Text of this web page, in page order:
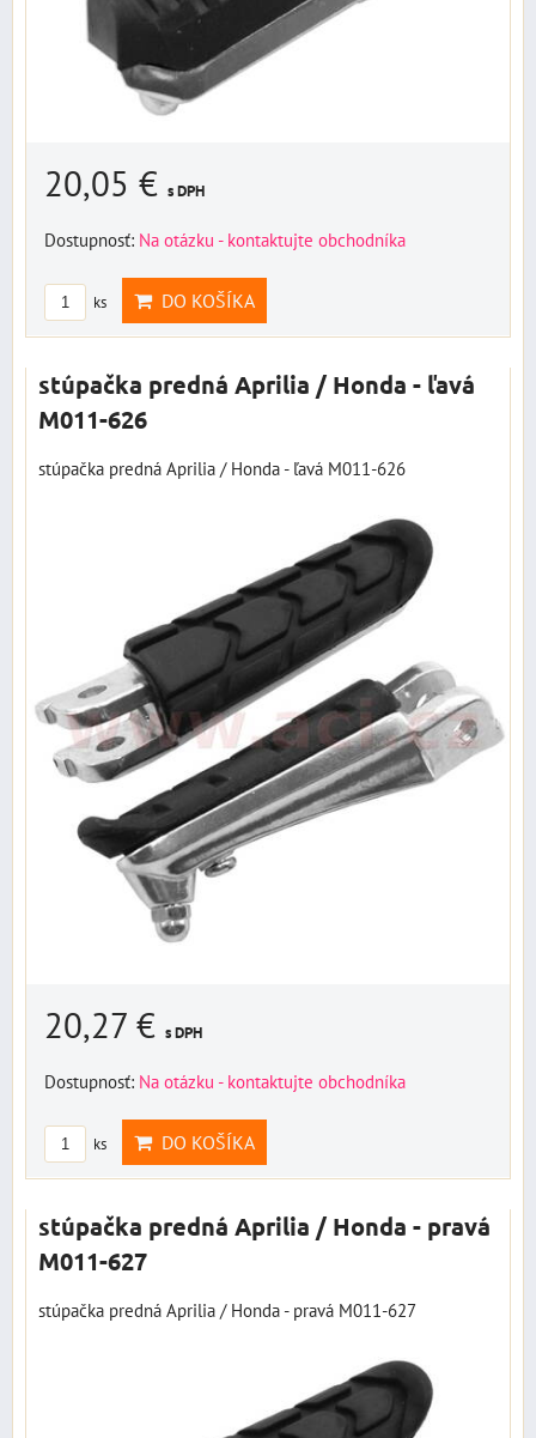
20,05 € s DPH
Dostupnosť: Na otázku - kontaktujte obchodníka
ks DO KOŠÍKA
stúpačka predná Aprilia / Honda - ľavá
M011-626
stúpačka predná Aprilia / Honda - ľavá M011-626
20,27 € s DPH
Dostupnosť: Na otázku - kontaktujte obchodníka
ks DO KOŠÍKA
stúpačka predná Aprilia / Honda - pravá
M011-627
stúpačka predná Aprilia / Honda - pravá M011-627